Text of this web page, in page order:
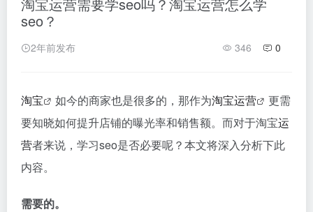
seo？
2年前发布 346 0
淘宝 如今的商家也是很多的，那作为淘宝运营
更需
要知晓如何提升店铺的曝光率和销售额。而对于淘宝运
营者来说，学习seo是否必要呢？本文将深入分析下此
内容。
需要的。